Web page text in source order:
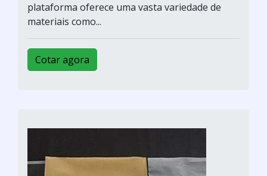
plataforma oferece uma vasta variedade de
materiais como...
Cotar agora